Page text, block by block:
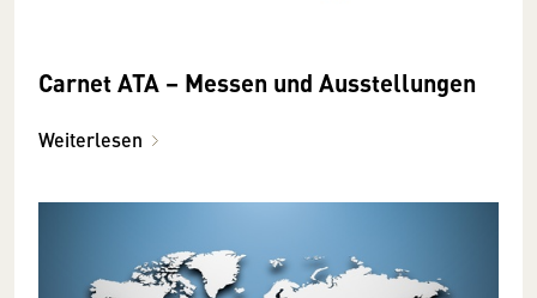
Carnet ATA – Messen und Ausstellungen
Weiterlesen